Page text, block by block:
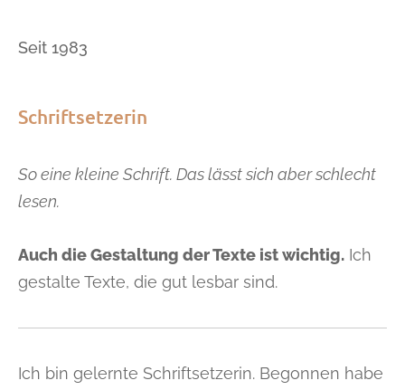
Seit 1983
Schriftsetzerin
So eine kleine Schrift. Das lässt sich aber schlecht
lesen.
Auch die Gestaltung der Texte ist wichtig. Ich
gestalte Texte, die gut lesbar sind.
Ich bin gelernte Schriftsetzerin. Begonnen habe